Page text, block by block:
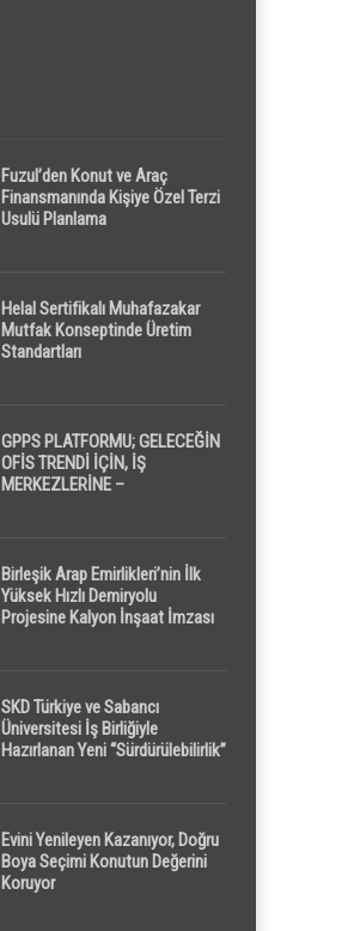
Fuzul’den Konut ve Araç
Finansmanında Kişiye Özel Terzi
Usulü Planlama
Helal Sertifikalı Muhafazakar
Mutfak Konseptinde Üretim
Standartları
GPPS PLATFORMU; GELECEĞİN
OFİS TRENDİ İÇİN, İŞ
MERKEZLERİNE –
Birleşik Arap Emirlikleri’nin İlk
Yüksek Hızlı Demiryolu
Projesine Kalyon İnşaat İmzası
SKD Türkiye ve Sabancı
Üniversitesi İş Birliğiyle
Hazırlanan Yeni “Sürdürülebilirlik”
Evini Yenileyen Kazanıyor, Doğru
Boya Seçimi Konutun Değerini
Koruyor